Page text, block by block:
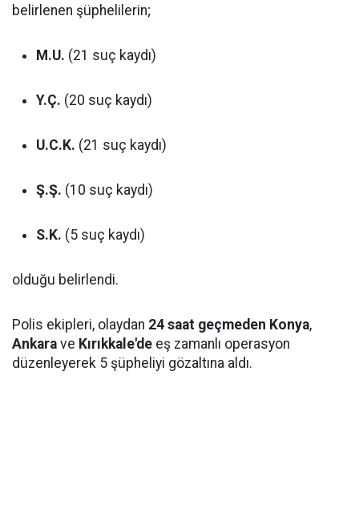
belirlenen şüphelilerin;
M.U. (21 suç kaydı)
Y.Ç. (20 suç kaydı)
U.C.K. (21 suç kaydı)
Ş.Ş. (10 suç kaydı)
S.K. (5 suç kaydı)
olduğu belirlendi.
Polis ekipleri, olaydan 24 saat geçmeden Konya,
Ankara ve Kırıkkale'de eş zamanlı operasyon
düzenleyerek 5 şüpheliyi gözaltına aldı.